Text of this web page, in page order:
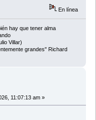
En línea
hay que tener alma
Villar)
grandes" Richard
11:07:13 am »